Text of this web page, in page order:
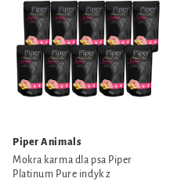
Piper Animals
Mokra karma dla psa Piper
Platinum Pure indyk z